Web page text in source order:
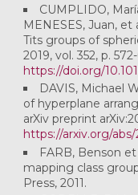
CUMPLIDO,
MENESES, Juan,
Tits groups of
2019, vol. 352, p.
https://doi.org/
DAVIS, Michael
of hyperplane
arXiv preprint
https://arxiv.org/abs/
FARB, Benson
mapping class
Press, 2011.